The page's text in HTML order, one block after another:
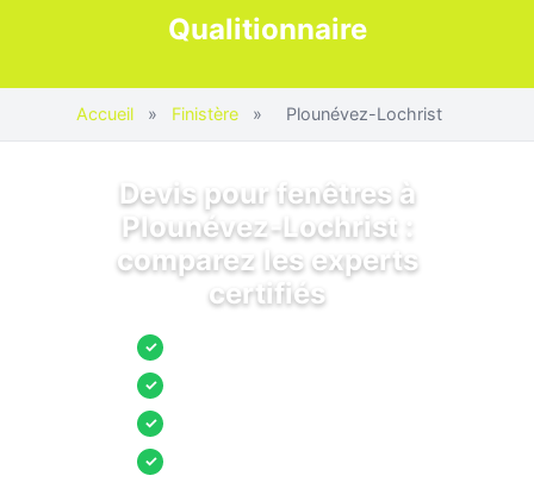
Qualitionnaire
Accueil » Finistère » Plounévez-Lochrist
Devis pour fenêtres à
Plounévez-Lochrist :
comparez les experts
certifiés
✓
✓
✓
✓